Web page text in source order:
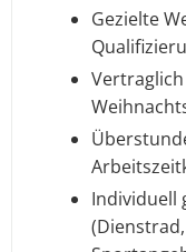
Gezielte
Individuell